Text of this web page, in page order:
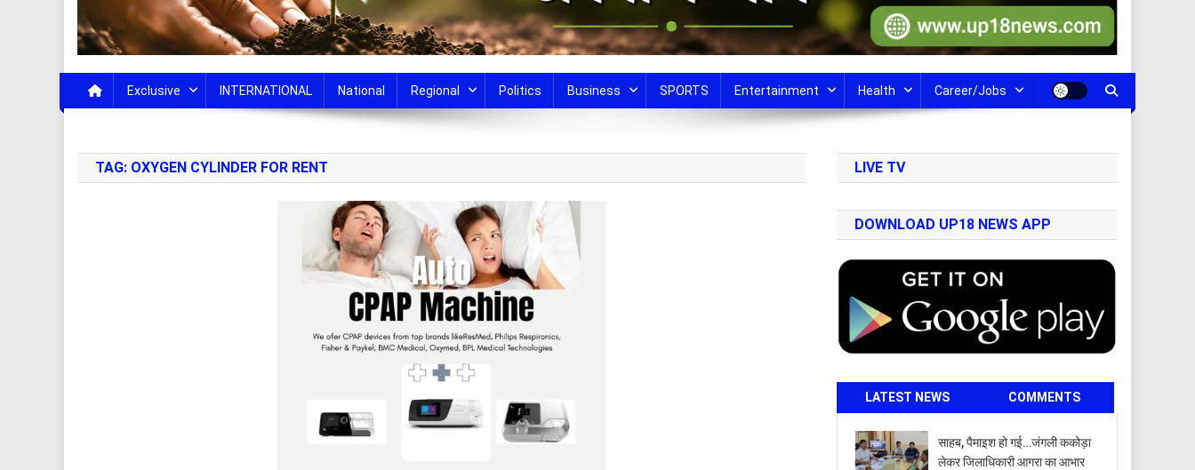
Exclusive INTERNATIONAL National Regional Politics Business SPORTS Entertainment Health Career/Jobs
TAG: OXYGEN CYLINDER FOR RENT LIVE TV
DOWNLOAD UP18 NEWS APP
LATEST NEWS COMMENTS
साहब, पैमाइश हो गई…जंगली ककोड़ा
लेकर जिलाधिकारी आगरा का आभार